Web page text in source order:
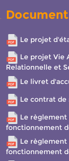
Le projet
Le projet Vie
Relationnelle et
Le livret
Le contrat de
Le règlement
fonctionnement
Le règlement
fonctionnement